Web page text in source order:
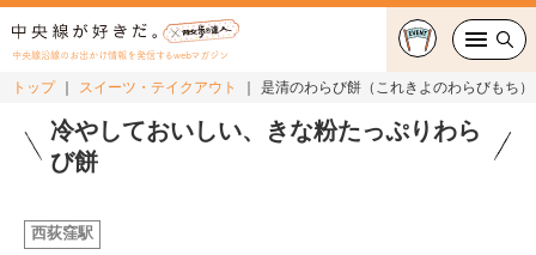
中央線沿線のお出かけ情報を発信するwebマガジン
グルメ・カフェ
おでかけ
トップ スイーツ・テイクアウト 是清のわらび餅（これきよのわらびもち
冷やしておいしい、きな粉たっぷりわら
び餅
西荻窪駅